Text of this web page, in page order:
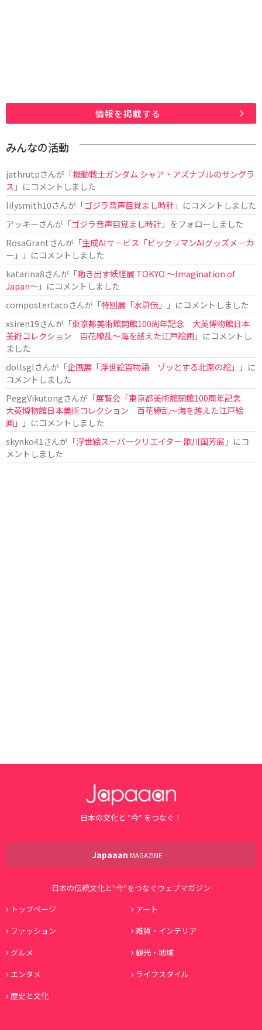
情報を掲載する
みんなの活動
jathrutpさんが「機動戦士ガンダム シャア・アズナブルのサングラ
ス 」にコメントしました
lilysmith10さんが「ゴジラ音声目覚まし時計」にコメントしました
アッキーさんが「ゴジラ音声目覚まし時計」をフォローしました
RosaGrantさんが「生成AIサービス「ビックリマンAIグッズメーカ
ー」
」にコメントしました
katarina8さんが「動き出す妖怪展 TOKYO 〜Imagination of
Japan〜」にコメントしました
compostertacoさんが「特別展「水滸伝」
」にコメントしました
xsiren19さんが「東京都美術館開館100周年記念 大英博物館日本
美術コレクション 百花繚乱～海を越えた江戸絵画」にコメントし
ました
dollsglさんが「企画展「浮世絵百物語 ゾッとする北斎の絵」
」に
コメントしました
PeggVikutongさんが「展覧会「東京都美術館開館100周年記念
大英博物館日本美術コレクション 百花繚乱〜海を越えた江戸絵
画」
」にコメントしました
skynko41さんが「浮世絵スーパークリエイター 歌川国芳展 」にコ
メントしました
日本の文化と ”今” をつなぐ！
Japaaan MAGAZINE
日本の伝統文化と"今"をつなぐウェブマガジン
トップページ
アート
ファッション
雑貨・インテリア
グルメ
観光・地域
エンタメ
ライフスタイル
歴史と文化